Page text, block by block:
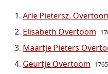
Arie Pietersz.
Elisabeth Overtoom
Maartje Pieters
Geurtje Overtoom